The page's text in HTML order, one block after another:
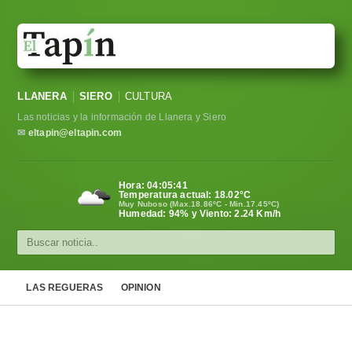
LLANERA SIERO CULTURA
Las noticias y la información de Llanera y Siero
✉ eltapin@eltapin.com
Hora:04:05:42
Temperatura actual: 18.02°C
Muy Nuboso (Max.18.86ºC - Min.17.45ºC)
Humedad: 94% y Viento: 2.24 Km/h
LAS REGUERAS OPINION